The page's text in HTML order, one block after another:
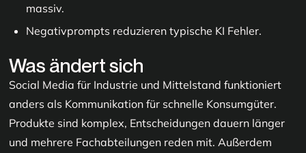
massiv.
Negativprompts reduzieren typische KI Fehler.
Was ändert sich
Social Media für Industrie und Mittelstand funktioniert
anders als Kommunikation für schnelle Konsumgüter.
Produkte sind komplex, Entscheidungen dauern länger
und mehrere Fachabteilungen reden mit. Außerdem